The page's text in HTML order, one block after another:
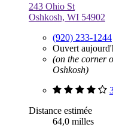
243 Ohio St
Oshkosh, WI 54902
(920) 233-1244
Ouvert
(on the corner
Oshkosh)
Distance estimée
64,0 milles